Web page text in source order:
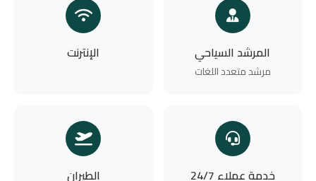
المرشد السياحي
مرشد متعدد اللغات
الإنترنت
خدمة عملاء 24/7 الطيران